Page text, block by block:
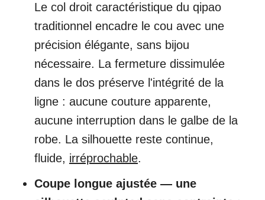
Le col droit caractéristique du qipao
traditionnel encadre le cou avec une
précision élégante, sans bijou
nécessaire. La fermeture dissimulée
dans le dos préserve l'intégrité de la
ligne : aucune couture apparente,
aucune interruption dans le galbe de la
robe. La silhouette reste continue,
fluide, irréprochable.
Coupe longue ajustée — une